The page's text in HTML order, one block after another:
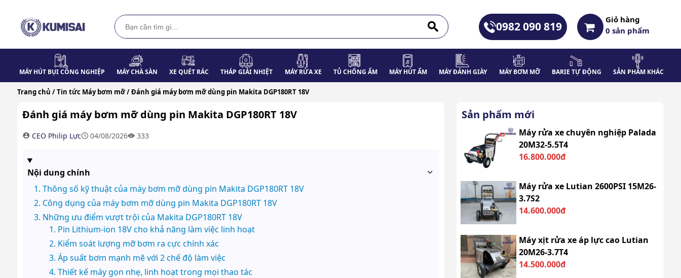
0982 090 819
Giỏ hàng
0sản phẩm
MÁY HÚT BỤI CÔNG NGHIỆP MÁY CHÀ SÀN XE QUÉT RÁC THÁP GIẢI NHIỆT MÁY RỬA XE TỦ CHỐNG ẨM MÁY HÚT ẨM MÁY ĐÁNH GIÀY MÁY BƠM MỠ BARIE TỰ ĐỘNG SẢN PHẨM KHÁC
Trang chủ / Tin tức Máy bơm mỡ / Đánh giá máy bơm mỡ dùng pin Makita DGP180RT 18V
Đánh giá máy bơm mỡ dùng pin Makita DGP180RT 18V
CEO Philip Lực 04/08/2026 333
Nội dung chính
Thông số kỹ thuật của máy bơm mỡ dùng pin Makita DGP180RT 18V
Công dụng của máy bơm mỡ dùng pin Makita DGP180RT 18V
Những ưu điểm vượt trội của Makita DGP180RT 18V
Pin Lithium-ion 18V cho khả năng làm việc linh hoạt
Kiểm soát lượng mỡ bơm ra cực chính xác
Áp suất bơm mạnh mẽ với 2 chế độ làm việc
Thiết kế máy gọn nhẹ, linh hoạt trong mọi thao tác
Sản phẩm mới
Máy rửa xe chuyên nghiệp Palada
20M32-5.5T4
16.800.000đ
Máy rửa xe Lutian 2600PSI 15M26-
3.7S2
14.600.000đ
Máy xịt rửa xe áp lực cao Lutian
20M26-3.7T4
14.500.000đ